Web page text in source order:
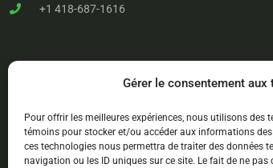
Gérer le consentement aux
Pour offrir les meilleures expériences, nous utilisons des
témoins pour stocker et/ou accéder aux informations
ces technologies nous permettra de traiter des données
navigation ou les ID uniques sur ce site. Le fait de ne pas
+1 418-687-1616